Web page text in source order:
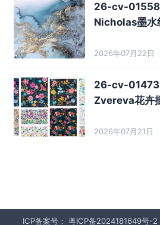
26-cv-
Nicholas墨水
2026年07月22日
26-cv-01473
Zvereva花卉
2026年07月21日
ICP备案号： 粤ICP备2024181649号-2